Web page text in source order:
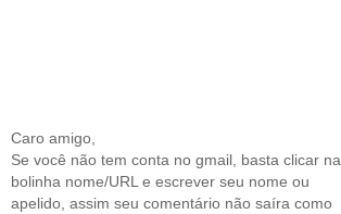
Caro amigo,
Se você não tem conta no gmail, basta clicar na
bolinha nome/URL e escrever seu nome ou
apelido, assim seu comentário não saíra como